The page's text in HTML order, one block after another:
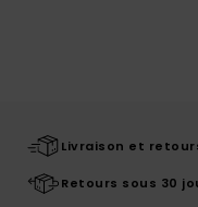
Livraison et
Retours sous 30